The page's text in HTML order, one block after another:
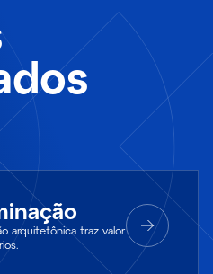
arquitetônica traz valor